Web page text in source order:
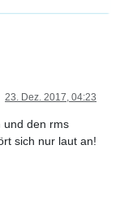
23. Dez. 2017, 04:23
und den rms
sich nur laut an!